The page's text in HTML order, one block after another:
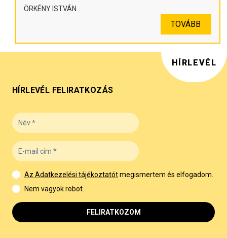
ÖRKÉNY ISTVÁN
TOVÁBB
HÍRLEVÉL
HÍRLEVÉL FELIRATKOZÁS
Az Adatkezelési tájékoztatótmegismertem és elfogadom.
Nem vagyok robot.
FELIRATKOZOM